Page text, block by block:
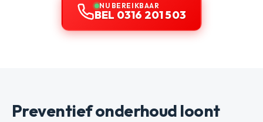
NU BEREIKBAAR
BEL 0316 201 503
Preventief onderhoud loont